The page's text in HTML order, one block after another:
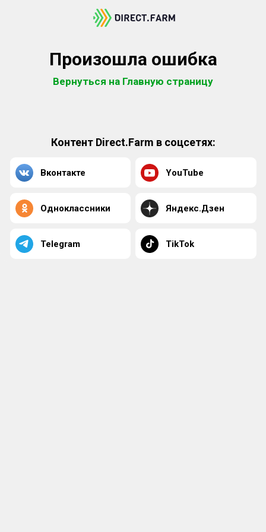
Произошла ошибка
Вернуться на Главную страницу
Контент Direct.Farm в соцсетях:
Вконтакте YouTube
Одноклассники Яндекс.Дзен
Telegram TikTok